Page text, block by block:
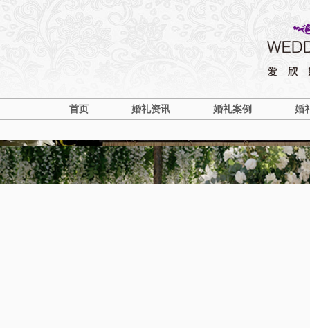
首页 婚礼资讯 婚礼案例 婚